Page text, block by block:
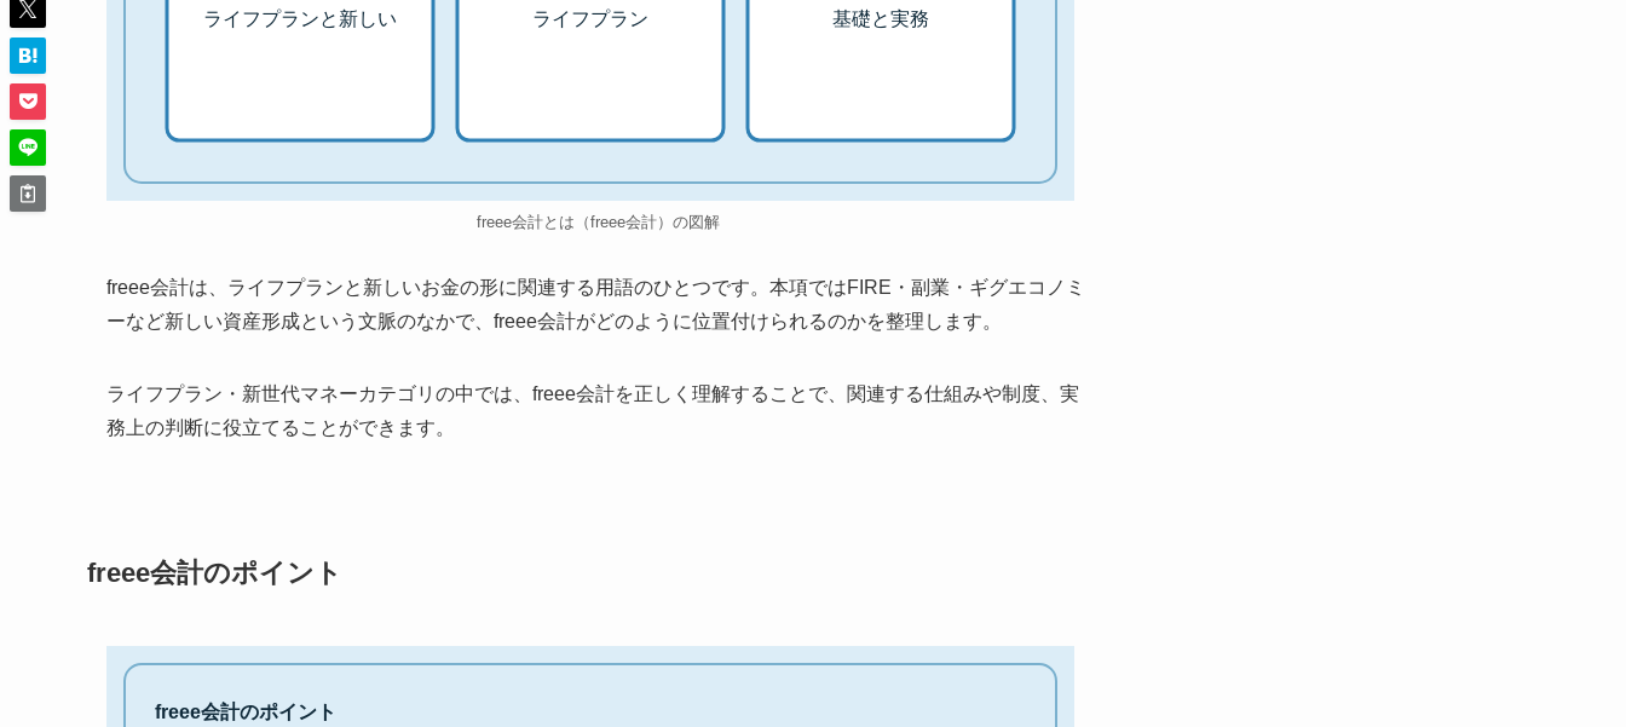
ライフプランと新しい ライフプラン 基礎と実務
freee会計とは（freee会計）の図解
freee会計は、ライフプランと新しいお金の形に関連する用語のひとつです。本項ではFIRE・副業・ギグエコノミ
ーなど新しい資産形成という文脈のなかで、freee会計がどのように位置付けられるのかを整理します。
ライフプラン・新世代マネーカテゴリの中では、freee会計を正しく理解することで、関連する仕組みや制度、実
務上の判断に役立てることができます。
freee会計のポイント
freee会計のポイント